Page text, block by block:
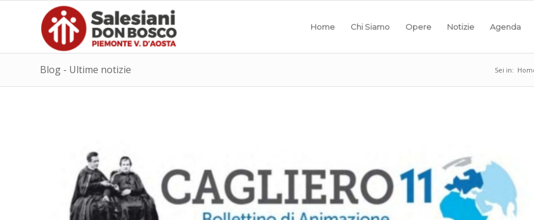
Home Chi Siamo Opere Notizie Agenda
Blog - Ultime notizie Sei in: